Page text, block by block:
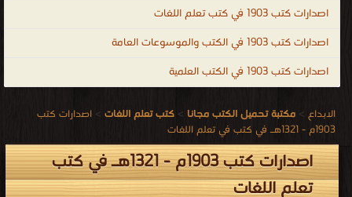
اصدارات كتب 1903 في كتب تعلم اللغات
اصدارات كتب 1903 في الكتب والموسوعات العامة
اصدارات كتب 1903 في الكتب العلمية
الابداع > مكتبة تحميل الكتب مجانا > كتب تعلم اللغات > اصدارات كتب
1903م - 1321هـ في كتب في تعلم اللغات
اصدارات كتب 1903م - 1321هـ في كتب
تعلم اللغات